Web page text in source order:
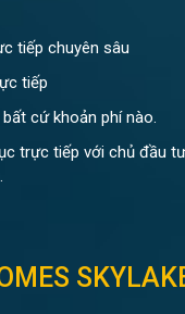
tiếp chuyên sâu
tiếp
cứ khoản phí nào.
trực tiếp với chủ đầu